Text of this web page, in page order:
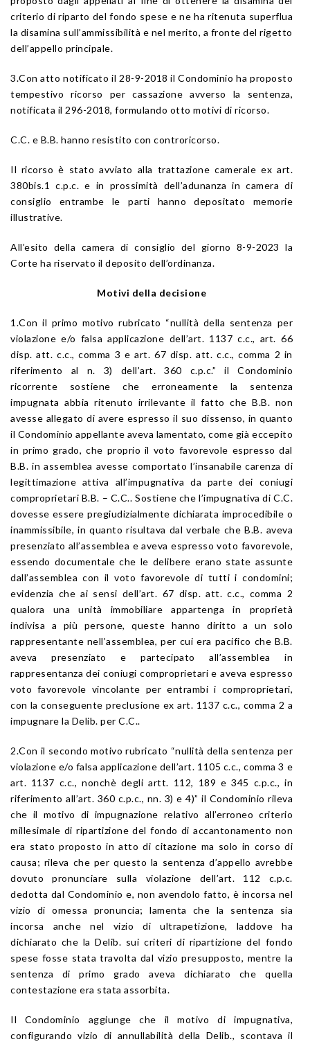
criterio di riparto del fondo spese e ne ha ritenuta superflua
la disamina sull’ammissibilità e nel merito, a fronte del rigetto
dell’appello principale.
3.Con atto notificato il 28-9-2018 il Condominio ha proposto
tempestivo ricorso per cassazione avverso la sentenza,
notificata il 296-2018, formulando otto motivi di ricorso.
C.C. e B.B. hanno resistito con controricorso.
Il ricorso è stato avviato alla trattazione camerale ex art.
380bis.1 c.p.c. e in prossimità dell’adunanza in camera di
consiglio entrambe le parti hanno depositato memorie
illustrative.
All’esito della camera di consiglio del giorno 8-9-2023 la
Corte ha riservato il deposito dell’ordinanza.
Motivi della decisione
1.Con il primo motivo rubricato “nullità della sentenza per
violazione e/o falsa applicazione dell’art. 1137 c.c., art. 66
disp. att. c.c., comma 3 e art. 67 disp. att. c.c., comma 2 in
riferimento al n. 3) dell’art. 360 c.p.c.” il Condominio
ricorrente sostiene che erroneamente la sentenza
impugnata abbia ritenuto irrilevante il fatto che B.B. non
avesse allegato di avere espresso il suo dissenso, in quanto
il Condominio appellante aveva lamentato, come già eccepito
in primo grado, che proprio il voto favorevole espresso dal
B.B. in assemblea avesse comportato l’insanabile carenza di
legittimazione attiva all’impugnativa da parte dei coniugi
comproprietari B.B. – C.C.. Sostiene che l’impugnativa di C.C.
dovesse essere pregiudizialmente dichiarata improcedibile o
inammissibile, in quanto risultava dal verbale che B.B. aveva
presenziato all’assemblea e aveva espresso voto favorevole,
essendo documentale che le delibere erano state assunte
dall’assemblea con il voto favorevole di tutti i condomini;
evidenzia che ai sensi dell’art. 67 disp. att. c.c., comma 2
qualora una unità immobiliare appartenga in proprietà
indivisa a più persone, queste hanno diritto a un solo
rappresentante nell’assemblea, per cui era pacifico che B.B.
aveva presenziato e partecipato all’assemblea in
rappresentanza dei coniugi comproprietari e aveva espresso
voto favorevole vincolante per entrambi i comproprietari,
con la conseguente preclusione ex art. 1137 c.c., comma 2 a
impugnare la Delib. per C.C..
2.Con il secondo motivo rubricato “nullità della sentenza per
violazione e/o falsa applicazione dell’art. 1105 c.c., comma 3 e
art. 1137 c.c., nonchè degli artt. 112, 189 e 345 c.p.c., in
riferimento all’art. 360 c.p.c., nn. 3) e 4)” il Condominio rileva
che il motivo di impugnazione relativo all’erroneo criterio
millesimale di ripartizione del fondo di accantonamento non
era stato proposto in atto di citazione ma solo in corso di
causa; rileva che per questo la sentenza d’appello avrebbe
dovuto pronunciare sulla violazione dell’art. 112 c.p.c.
dedotta dal Condominio e, non avendolo fatto, è incorsa nel
vizio di omessa pronuncia; lamenta che la sentenza sia
incorsa anche nel vizio di ultrapetizione, laddove ha
dichiarato che la Delib. sui criteri di ripartizione del fondo
spese fosse stata travolta dal vizio presupposto, mentre la
sentenza di primo grado aveva dichiarato che quella
contestazione era stata assorbita.
Il Condominio aggiunge che il motivo di impugnativa,
configurando vizio di annullabilità della Delib., scontava il